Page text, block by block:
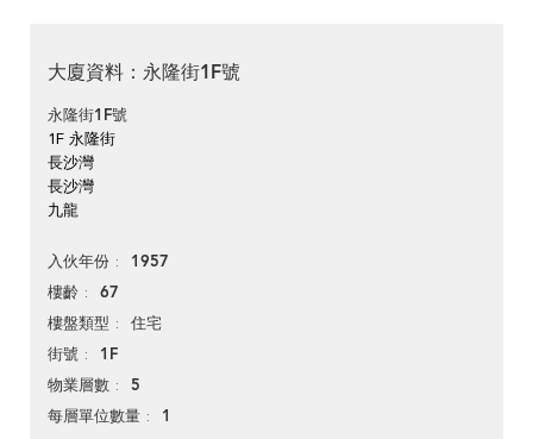
大廈資料：永隆街1F號
永隆街1F號
1F 永隆街
長沙灣
長沙灣
九龍
入伙年份 1957
樓齡 67
樓盤類型 住宅
街號 1F
物業層數 5
每層單位數量 1